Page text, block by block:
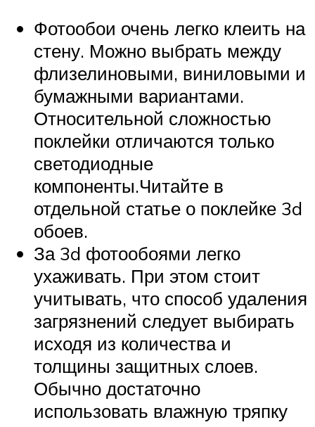
Фотообои очень легко клеить на
стену. Можно выбрать между
флизелиновыми, виниловыми и
бумажными вариантами.
Относительной сложностью
поклейки отличаются только
светодиодные
компоненты.Читайте в
отдельной статье о поклейке 3d
обоев.
За 3d фотообоями легко
ухаживать. При этом стоит
учитывать, что способ удаления
загрязнений следует выбирать
исходя из количества и
толщины защитных слоев.
Обычно достаточно
использовать влажную тряпку